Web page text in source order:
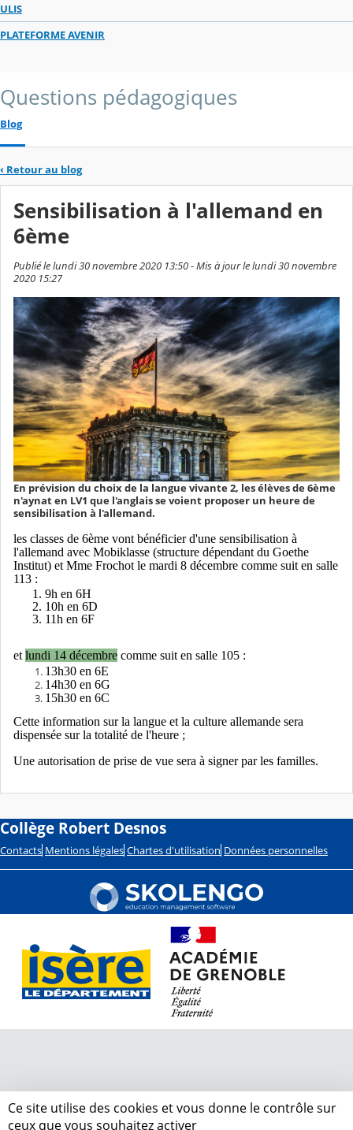
ULIS
PLATEFORME AVENIR
Questions pédagogiques
Blog
‹ Retour au blog
Sensibilisation à l'allemand en
6ème
Publié le lundi 30 novembre 2020 13:50 - Mis à jour le lundi 30 novembre
2020 15:27
En prévision du choix de la langue vivante 2, les élèves de 6ème
n'aynat en LV1 que l'anglais se voient proposer un heure de
sensibilisation à l'allemand.
les classes de 6ème vont bénéficier d'une sensibilisation à
l'allemand avec Mobiklasse (structure dépendant du Goethe
Institut) et Mme Frochot le mardi 8 décembre comme suit en salle
113 :
9h en 6H
10h en 6D
11h en 6F
et lundi 14 décembre comme suit en salle 105 :
13h30 en 6E
14h30 en 6G
15h30 en 6C
Cette information sur la langue et la culture allemande sera
dispensée sur la totalité de l'heure ;
Une autorisation de prise de vue sera à signer par les familles.
Collège Robert Desnos
Contacts Mentions légales Chartes d'utilisation Données personnelles
Ce site utilise des cookies et vous donne le contrôle sur
ceux que vous souhaitez activer